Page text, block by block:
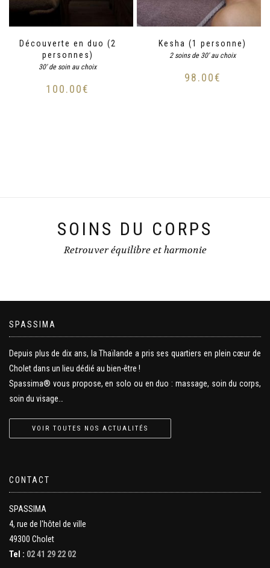
Découverte en duo (2
personnes)
30' de soin au choix
100.00€
Kesha (1 personne)
2 soins de 30' au choix
98.00€
SOINS DU CORPS
Retrouver équilibre et harmonie
SPASSIMA
Depuis plus de dix ans, la Thaïlande a pris ses quartiers en plein cœur de
Cholet dans un lieu dédié au bien-être !
Spassima® vous propose, en solo ou en duo : massage, soin du corps,
soin du visage…
VOIR TOUTES NOS ACTUALITÉS
CONTACT
SPASSIMA
4, rue de l'hôtel de ville
49300 Cholet
Tel : 02 41 29 22 02